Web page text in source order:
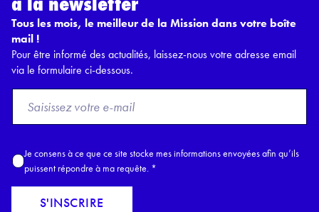
Tous les mois, le meilleur de la Mission dans votre boîte
mail !
Pour être informé des actualités, laissez-nous votre adresse email
via le formulaire ci-dessous.
o
E
a
A
c
c
Je consens à ce que ce site stocke mes informations envoyées afin qu’ils
puissent répondre à ma requête. *
S'INSCRIRE